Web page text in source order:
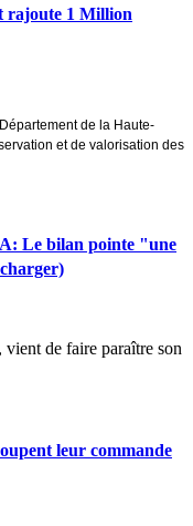
rajoute 1 Million
de la Haute-
et de valorisation des
Le bilan pointe "une
de faire paraître son
leur commande